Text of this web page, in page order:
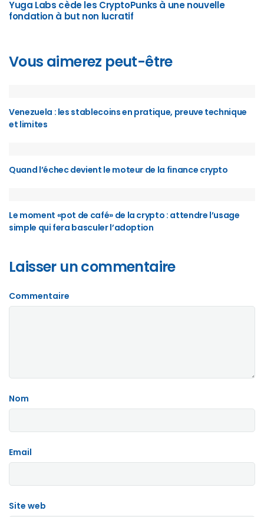
Yuga Labs cède les CryptoPunks à une nouvelle
fondation à but non lucratif
Vous aimerez peut-être
Venezuela : les stablecoins en pratique, preuve technique
et limites
Quand l’échec devient le moteur de la finance crypto
Le moment «pot de café» de la crypto : attendre l’usage
simple qui fera basculer l’adoption
Laisser un commentaire
Commentaire
Nom
Email
Site web